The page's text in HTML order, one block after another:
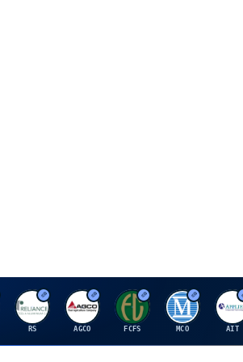
R
RS
A
AGCO
F
FCFS
M
MCO
A
AIT